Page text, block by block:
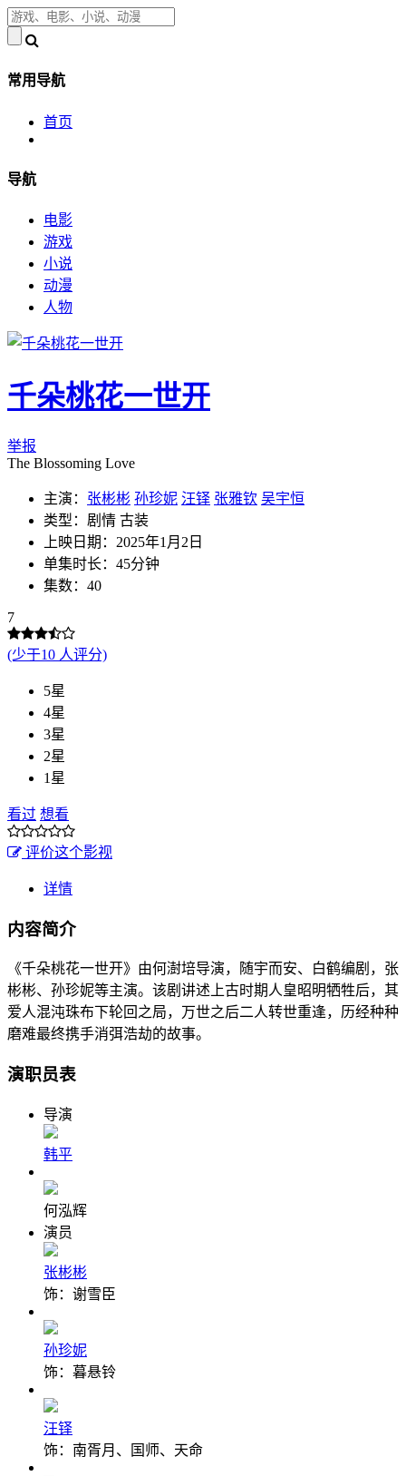
常用导航
首页
导航
电影
游戏
小说
动漫
人物
千朵桃花一世开
举报
The Blossoming Love
主演： 张彬彬 孙珍妮 汪铎 张雅钦 吴宇恒
类型：剧情 古装
上映日期：2025年1月2日
单集时长：45分钟
集数：40
7
(少于10 人评分)
5星
4星
3星
2星
1星
看过 想看
评价这个影视
详情
内容简介
《千朵桃花一世开》由何澍培导演，随宇而安、白鹤编剧，张
彬彬、孙珍妮等主演。该剧讲述上古时期人皇昭明牺牲后，其
爱人混沌珠布下轮回之局，万世之后二人转世重逢，历经种种
磨难最终携手消弭浩劫的故事。
演职员表
导演
韩平
何泓辉
演员
张彬彬
饰：谢雪臣
孙珍妮
饰：暮悬铃
汪铎
饰：南胥月、国师、天命